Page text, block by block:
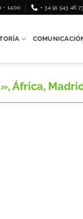
- 14:00 + 34 91 543 46
África,